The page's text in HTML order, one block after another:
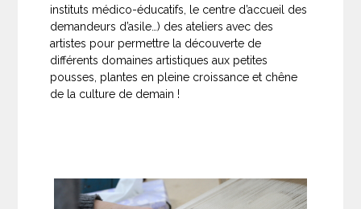
instituts médico-éducatifs, le centre d’accueil des
demandeurs d’asile…) des ateliers avec des
artistes pour permettre la découverte de
différents domaines artistiques aux petites
pousses, plantes en pleine croissance et chêne
de la culture de demain !